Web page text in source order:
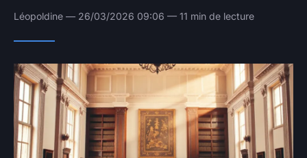
Léopoldine — 26/03/2026 09:06 — 11 min de lecture